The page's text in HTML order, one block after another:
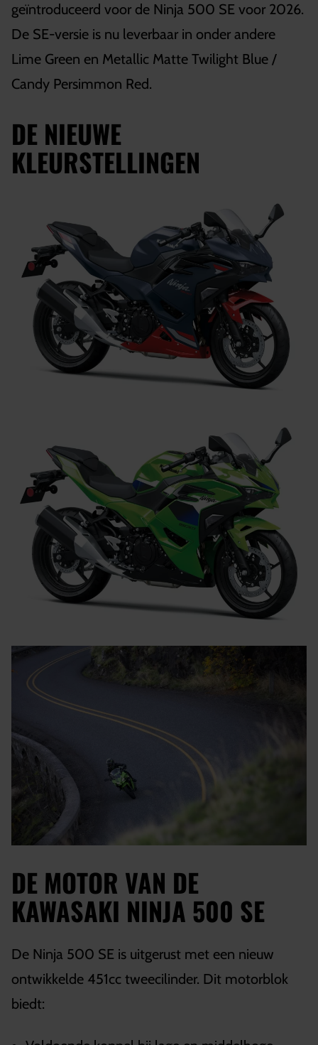
geïntroduceerd voor de Ninja 500 SE voor 2026.
De SE-versie is nu leverbaar in onder andere
Lime Green en Metallic Matte Twilight Blue /
Candy Persimmon Red.
DE NIEUWE
KLEURSTELLINGEN
DE MOTOR VAN DE
KAWASAKI NINJA 500 SE
De Ninja 500 SE is uitgerust met een nieuw
ontwikkelde 451cc tweecilinder. Dit motorblok
biedt: